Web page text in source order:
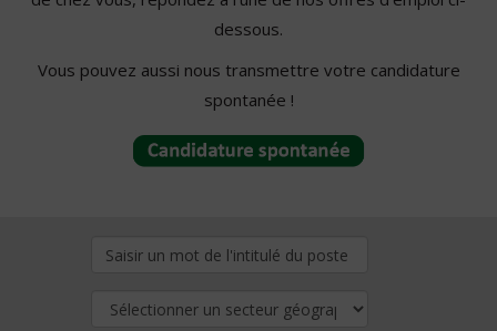
dessous.
Vous pouvez aussi nous transmettre votre candidature
spontanée !